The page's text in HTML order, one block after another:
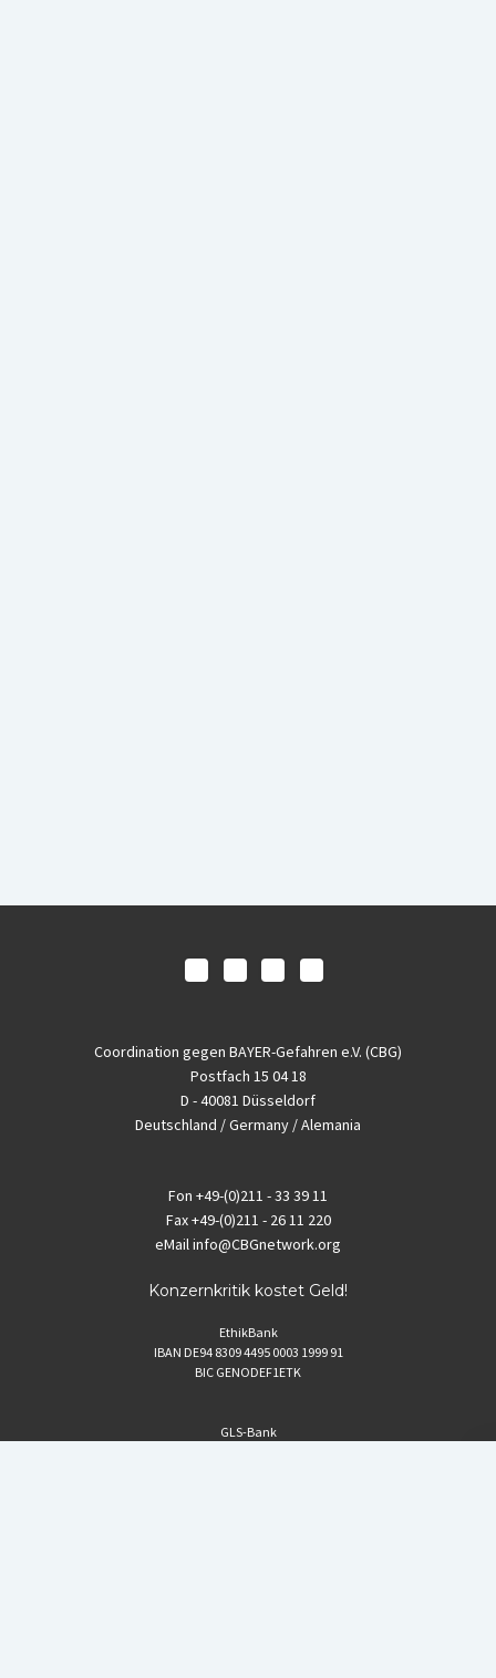
Coordination gegen BAYER-Gefahren e.V. (CBG)
Postfach 15 04 18
D - 40081 Düsseldorf
Deutschland / Germany / Alemania
Fon +49-(0)211 - 33 39 11
Fax+49-(0)211 - 26 11 220
eMailinfo@CBGnetwork.org
Konzernkritik kostet Geld!
EthikBank
IBAN DE94 8309 4495 0003 1999 91
BIC GENODEF1ETK
GLS-Bank